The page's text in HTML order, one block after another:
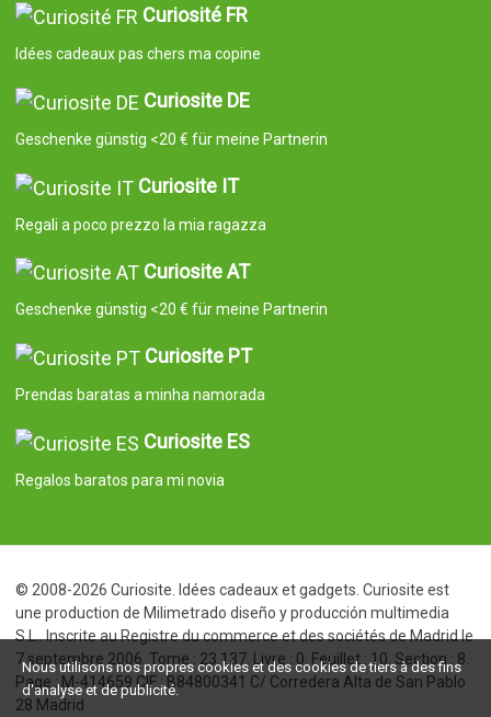
Curiosité FR
Idées cadeaux pas chers ma copine
Curiosite DE
Geschenke günstig <20 € für meine Partnerin
Curiosite IT
Regali a poco prezzo la mia ragazza
Curiosite AT
Geschenke günstig <20 € für meine Partnerin
Curiosite PT
Prendas baratas a minha namorada
Curiosite ES
Regalos baratos para mi novia
© 2008-2026 Curiosite. Idées cadeaux et gadgets. Curiosite est
une production de Milimetrado diseño y producción multimedia
S.L.. Inscrite au Registre du commerce et des sociétés de Madrid le
7 septembre 2006. Tome : 23.137. Livre : 0. Feuillet : 10. Section : 8.
Page : M-414659 CIF : B84800341 C/ Corredera Alta de San Pablo
28 Madrid
Nous utilisons nos propres cookies et des cookies de tiers à des fins
d'analyse et de publicité.